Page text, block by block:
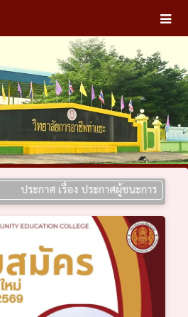
ประกาศ เรื่อง ประกาศผู้ชนะการเสนอราค